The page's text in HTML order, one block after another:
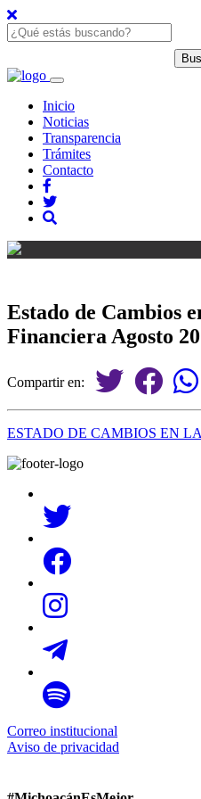
Inicio
Noticias
Transparencia
Trámites
Contacto
Estado de Cambios
Financiera Agosto
Compartir en:
ESTADO DE CAMBIOS EN
Correo institucional
Aviso de privacidad